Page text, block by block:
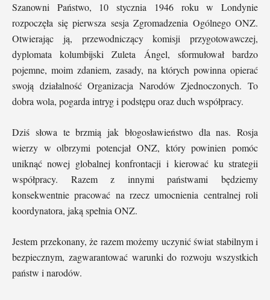
Szanowni Państwo, 10 stycznia 1946 roku w Londynie
rozpoczęła się pierwsza sesja Zgromadzenia Ogólnego ONZ.
Otwierając ją, przewodniczący komisji przygotowawczej,
dyplomata kolumbijski Zuleta Ángel, sformułował bardzo
pojemne, moim zdaniem, zasady, na których powinna opierać
swoją działalność Organizacja Narodów Zjednoczonych. To
dobra wola, pogarda intryg i podstępu oraz duch współpracy.
Dziś słowa te brzmią jak błogosławieństwo dla nas. Rosja
wierzy w olbrzymi potencjał ONZ, który powinien pomóc
uniknąć nowej globalnej konfrontacji i kierować ku strategii
współpracy. Razem z innymi państwami będziemy
konsekwentnie pracować na rzecz umocnienia centralnej roli
koordynatora, jaką spełnia ONZ.
Jestem przekonany, że razem możemy uczynić świat stabilnym i
bezpiecznym, zagwarantować warunki do rozwoju wszystkich
państw i narodów.